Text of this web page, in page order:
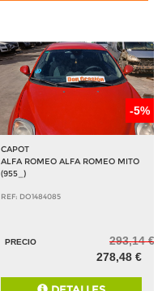
-5%
CAPOT
ALFA ROMEO ALFA ROMEO MITO
(955_)
REF: DO1484085
PRECIO
293,14 €
278,48 €